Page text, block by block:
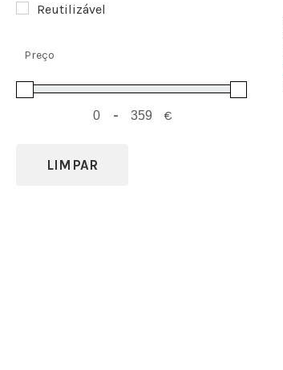
Reutilizável
Preço
- €
LIMPAR